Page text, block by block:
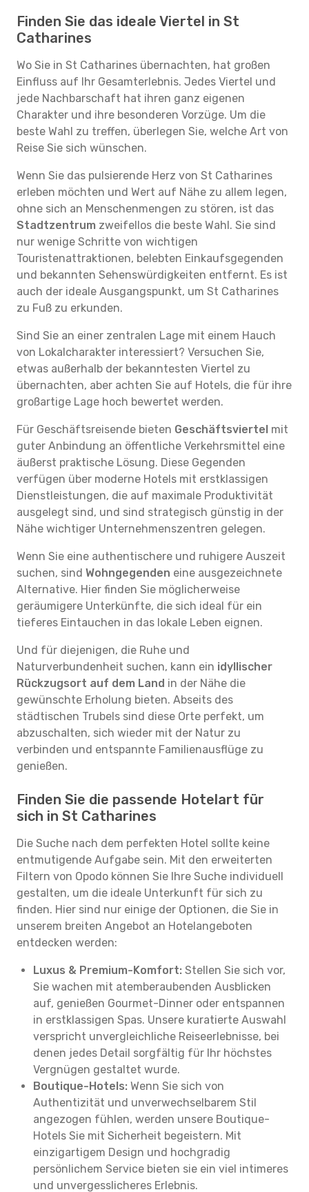
Finden Sie das ideale Viertel in St
Catharines
Wo Sie in St Catharines übernachten, hat großen
Einfluss auf Ihr Gesamterlebnis. Jedes Viertel und
jede Nachbarschaft hat ihren ganz eigenen
Charakter und ihre besonderen Vorzüge. Um die
beste Wahl zu treffen, überlegen Sie, welche Art von
Reise Sie sich wünschen.
Wenn Sie das pulsierende Herz von St Catharines
erleben möchten und Wert auf Nähe zu allem legen,
ohne sich an Menschenmengen zu stören, ist das
Stadtzentrum zweifellos die beste Wahl. Sie sind
nur wenige Schritte von wichtigen
Touristenattraktionen, belebten Einkaufsgegenden
und bekannten Sehenswürdigkeiten entfernt. Es ist
auch der ideale Ausgangspunkt, um St Catharines
zu Fuß zu erkunden.
Sind Sie an einer zentralen Lage mit einem Hauch
von Lokalcharakter interessiert? Versuchen Sie,
etwas außerhalb der bekanntesten Viertel zu
übernachten, aber achten Sie auf Hotels, die für ihre
großartige Lage hoch bewertet werden.
Für Geschäftsreisende bieten Geschäftsviertel mit
guter Anbindung an öffentliche Verkehrsmittel eine
äußerst praktische Lösung. Diese Gegenden
verfügen über moderne Hotels mit erstklassigen
Dienstleistungen, die auf maximale Produktivität
ausgelegt sind, und sind strategisch günstig in der
Nähe wichtiger Unternehmenszentren gelegen.
Wenn Sie eine authentischere und ruhigere Auszeit
suchen, sind Wohngegenden eine ausgezeichnete
Alternative. Hier finden Sie möglicherweise
geräumigere Unterkünfte, die sich ideal für ein
tieferes Eintauchen in das lokale Leben eignen.
Und für diejenigen, die Ruhe und
Naturverbundenheit suchen, kann ein idyllischer
Rückzugsort auf dem Land in der Nähe die
gewünschte Erholung bieten. Abseits des
städtischen Trubels sind diese Orte perfekt, um
abzuschalten, sich wieder mit der Natur zu
verbinden und entspannte Familienausflüge zu
genießen.
Finden Sie die passende Hotelart für
sich in St Catharines
Die Suche nach dem perfekten Hotel sollte keine
entmutigende Aufgabe sein. Mit den erweiterten
Filtern von Opodo können Sie Ihre Suche individuell
gestalten, um die ideale Unterkunft für sich zu
finden. Hier sind nur einige der Optionen, die Sie in
unserem breiten Angebot an Hotelangeboten
entdecken werden:
Luxus & Premium-Komfort: Stellen Sie sich vor,
Sie wachen mit atemberaubenden Ausblicken
auf, genießen Gourmet-Dinner oder entspannen
in erstklassigen Spas. Unsere kuratierte Auswahl
verspricht unvergleichliche Reiseerlebnisse, bei
denen jedes Detail sorgfältig für Ihr höchstes
Vergnügen gestaltet wurde.
Boutique-Hotels: Wenn Sie sich von
Authentizität und unverwechselbarem Stil
angezogen fühlen, werden unsere Boutique-
Hotels Sie mit Sicherheit begeistern. Mit
einzigartigem Design und hochgradig
persönlichem Service bieten sie ein viel intimeres
und unvergesslicheres Erlebnis.